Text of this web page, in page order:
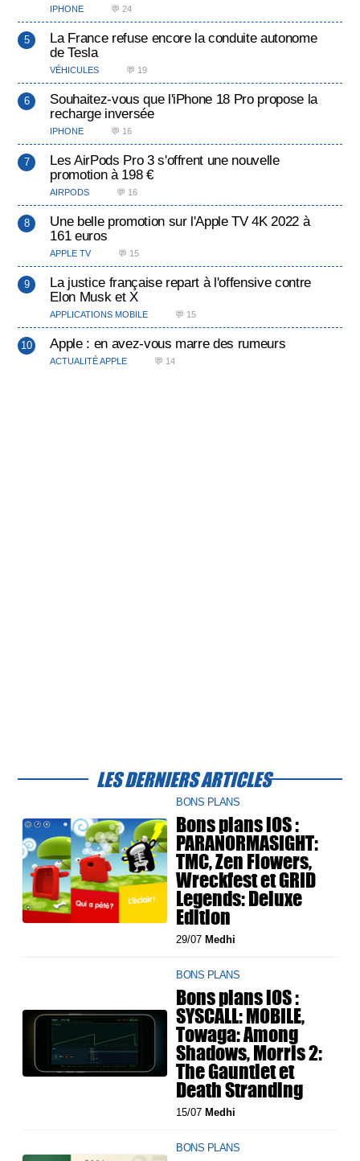
IPHONE 💬 24
La France refuse encore la conduite autonome
de Tesla
VÉHICULES 💬 19
Souhaitez-vous que l'iPhone 18 Pro propose la
recharge inversée
IPHONE 💬 16
Les AirPods Pro 3 s'offrent une nouvelle
promotion à 198 €
AIRPODS 💬 16
Une belle promotion sur l'Apple TV 4K 2022 à
161 euros
APPLE TV 💬 15
La justice française repart à l'offensive contre
Elon Musk et X
APPLICATIONS MOBILE 💬 15
Apple : en avez-vous marre des rumeurs
ACTUALITÉ APPLE 💬 14
LES DERNIERS ARTICLES
BONS PLANS
Bons plans iOS :
PARANORMASIGHT:
TMC, Zen Flowers,
Wreckfest et GRID
Legends: Deluxe
Edition
29/07Medhi
BONS PLANS
Bons plans iOS :
SYSCALL: MOBILE,
Towaga: Among
Shadows, Morris 2:
The Gauntlet et
Death Stranding
15/07Medhi
BONS PLANS